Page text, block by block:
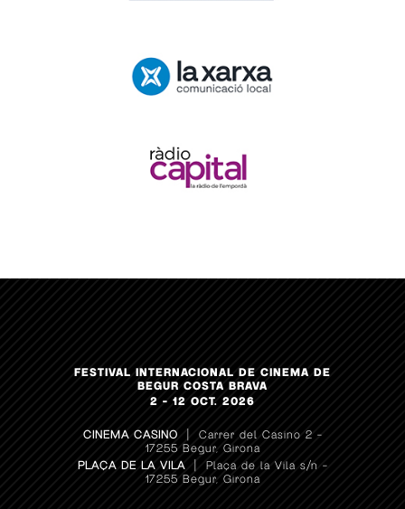
FESTIVAL INTERNACIONAL DE CINEMA DE
BEGUR COSTA BRAVA
2 – 12 OCT. 2026
CINEMA CASINO
| Carrer del Casino 2 –
17255 Begur, Girona
PLAÇA DE LA VILA| Plaça de la Vila s/n –
17255 Begur, Girona